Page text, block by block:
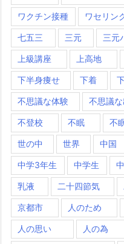
ワクチン接種 ワセリン
七五三 三元 三元
上級講座 上高地
下半身痩せ 下着
不思議な体験 不思議
不登校 不眠 不
世の中 世界 中国
中学3年生 中学生
乳液 二十四節気
京都市 人のため
人の思い 人の為